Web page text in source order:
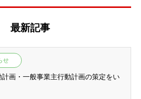
最新記事
せ
画・一般事業主行動計画の策定をい